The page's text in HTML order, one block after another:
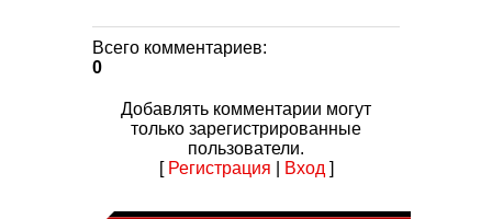
Всего комментариев:
0
Добавлять комментарии могут
только зарегистрированные
пользователи.
[ Регистрация Вход ]